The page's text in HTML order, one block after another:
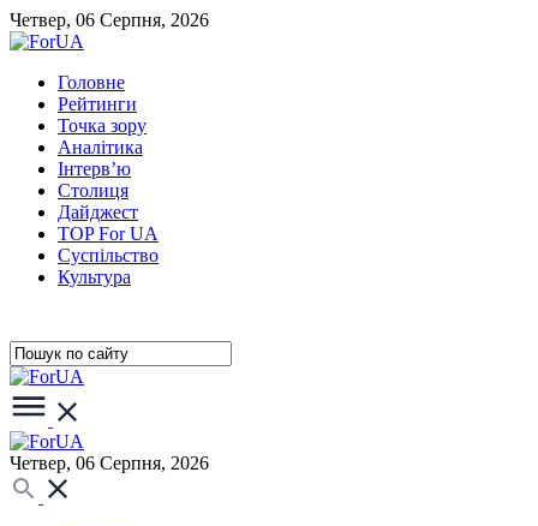
Четвер, 06 Серпня, 2026
Головне
Рейтинги
Точка зору
Аналітика
Інтерв’ю
Столиця
Дайджест
TOP For UA
Суспiльство
Культура
Четвер, 06 Серпня, 2026